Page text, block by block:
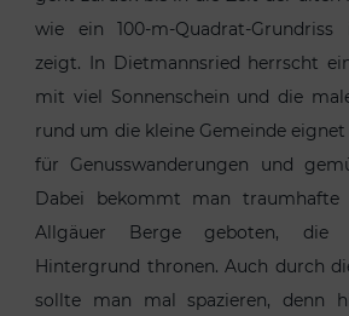
wie ein 100-m-Quadrat-
zeigt. In Dietmannsried herrscht
mit viel Sonnenschein und die
rund um die kleine Gemeinde
für Genusswanderungen und
Dabei bekommt man traumhafte
Allgäuer Berge geboten, die
Hintergrund thronen. Auch durch
sollte man mal spazieren, denn